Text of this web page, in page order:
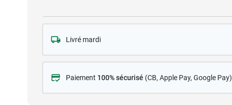
Livré mardi
Paiement 100% sécurisé (CB, Apple Pay, Google Pay)